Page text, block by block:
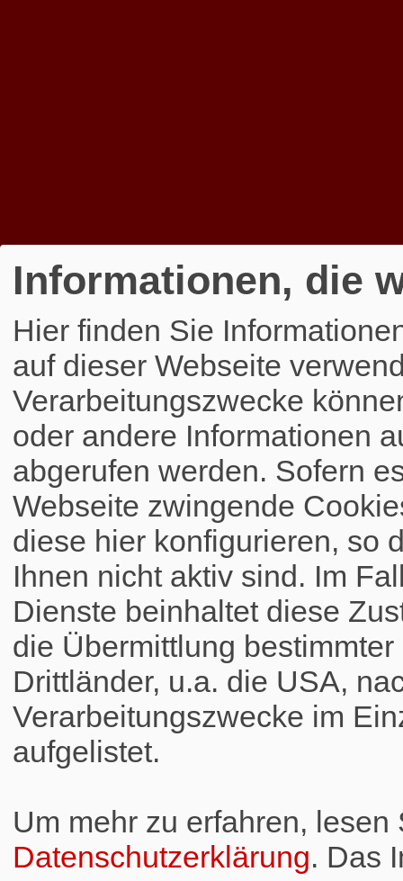
Informationen, die
Hier finden Sie
auf dieser Webseite
Verarbeitungszwecke
oder andere Informationen
abgerufen werden. Sofern
Webseite zwingende
diese hier konfigurieren, so
Ihnen nicht aktiv sind. Im
Dienste beinhaltet diese
die Übermittlung
Drittländer, u.a. die USA,
Verarbeitungszwecke im
aufgelistet.
Um mehr zu erfahren, lesen
Datenschutzerklärung. Das